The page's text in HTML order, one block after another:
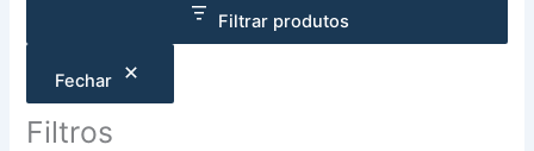
Filtrar produtos
Fechar
Filtros